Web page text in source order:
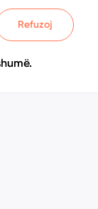
Refuzoj